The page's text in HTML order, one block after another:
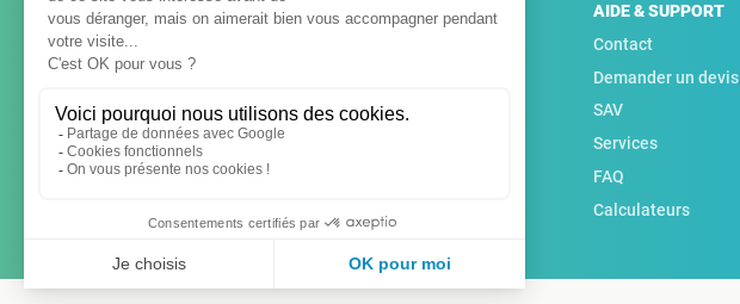
AIDE & SUPPORT
Contact
Demander un devis
SAV
Services
FAQ
Calculateurs